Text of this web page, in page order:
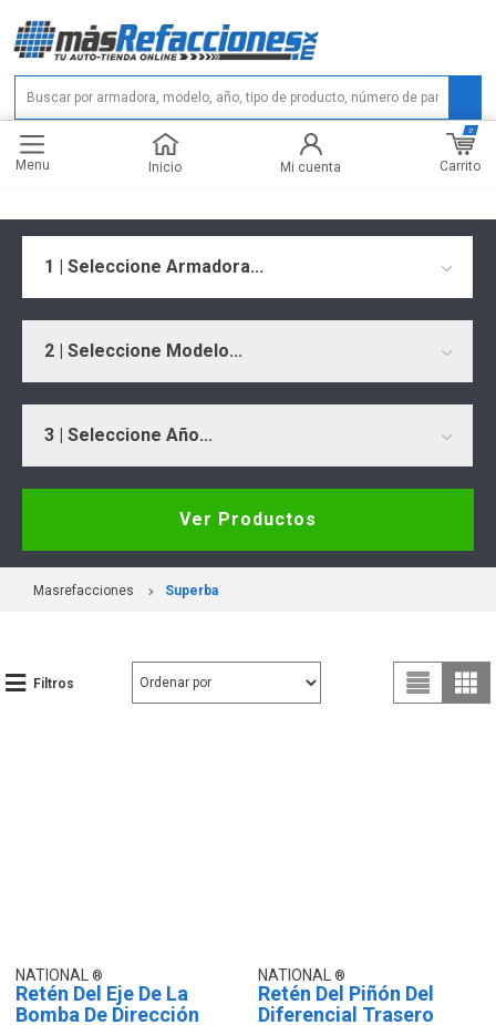
Menu Inicio Mi cuenta Carrito
0
1 | Seleccione Armadora...
2 | Seleccione Modelo...
3 | Seleccione Año...
Ver Productos
Masrefacciones Superba
Filtros
NATIONAL
Retén Del Eje De La
Bomba De Dirección
NATIONAL
Retén Del Piñón Del
Diferencial Trasero